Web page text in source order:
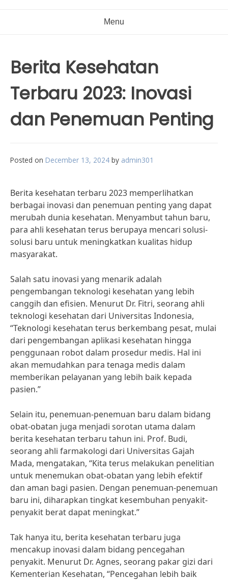
Menu
Berita Kesehatan
Terbaru 2023: Inovasi
dan Penemuan Penting
Posted on December 13, 2024 by admin301
Berita kesehatan terbaru 2023 memperlihatkan
berbagai inovasi dan penemuan penting yang dapat
merubah dunia kesehatan. Menyambut tahun baru,
para ahli kesehatan terus berupaya mencari solusi-
solusi baru untuk meningkatkan kualitas hidup
masyarakat.
Salah satu inovasi yang menarik adalah
pengembangan teknologi kesehatan yang lebih
canggih dan efisien. Menurut Dr. Fitri, seorang ahli
teknologi kesehatan dari Universitas Indonesia,
“Teknologi kesehatan terus berkembang pesat, mulai
dari pengembangan aplikasi kesehatan hingga
penggunaan robot dalam prosedur medis. Hal ini
akan memudahkan para tenaga medis dalam
memberikan pelayanan yang lebih baik kepada
pasien.”
Selain itu, penemuan-penemuan baru dalam bidang
obat-obatan juga menjadi sorotan utama dalam
berita kesehatan terbaru tahun ini. Prof. Budi,
seorang ahli farmakologi dari Universitas Gajah
Mada, mengatakan, “Kita terus melakukan penelitian
untuk menemukan obat-obatan yang lebih efektif
dan aman bagi pasien. Dengan penemuan-penemuan
baru ini, diharapkan tingkat kesembuhan penyakit-
penyakit berat dapat meningkat.”
Tak hanya itu, berita kesehatan terbaru juga
mencakup inovasi dalam bidang pencegahan
penyakit. Menurut Dr. Agnes, seorang pakar gizi dari
Kementerian Kesehatan, “Pencegahan lebih baik